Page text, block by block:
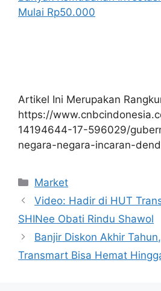
Mulai Rp50.000
Artikel Ini Merupakan
https://
14194644-17-596029/
negara-negara-incaran-
Kategori
Market
Video: Hadir di HUT
SHINee Obati Rindu Shawol
Banjir Diskon Akhir
Transmart Bisa Hemat